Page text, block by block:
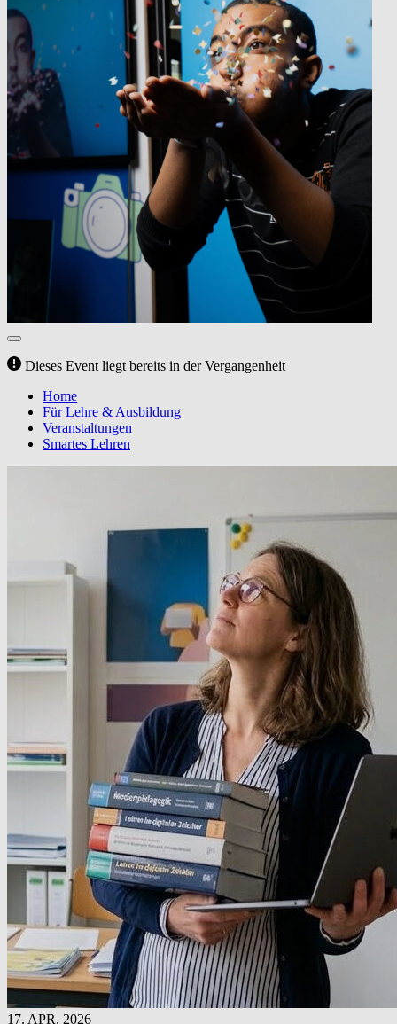
Dieses Event liegt bereits in der Vergangenheit
Home
Für Lehre & Ausbildung
Veranstaltungen
Smartes Lehren
17. APR. 2026